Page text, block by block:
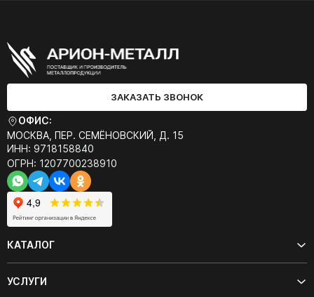
ЗАКАЗАТЬ ЗВОНОК
ОФИС:
МОСКВА, ПЕР. СЕМЁНОВСКИЙ, Д. 15
ИНН: 9718158840
ОГРН: 1207700238910
КАТАЛОГ
УСЛУГИ